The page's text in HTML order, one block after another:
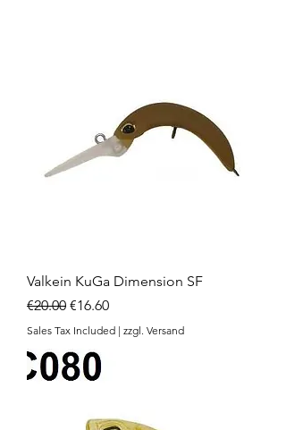
Valkein KuGa Dimension SF
Regular Price
€20.00 Sale Price
€16.60
Sales Tax Included | zzgl. Versand